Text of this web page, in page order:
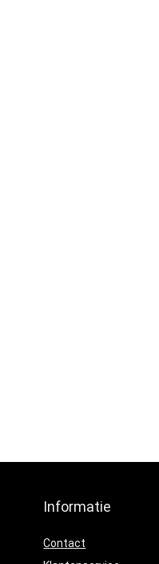
Informatie
Contact